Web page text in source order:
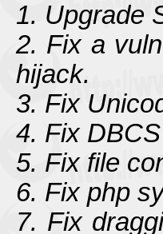
1. Upgrade
2. Fix a
hijack.
3. Fix
4. Fix
5. Fix file
6. Fix php
7. Fix